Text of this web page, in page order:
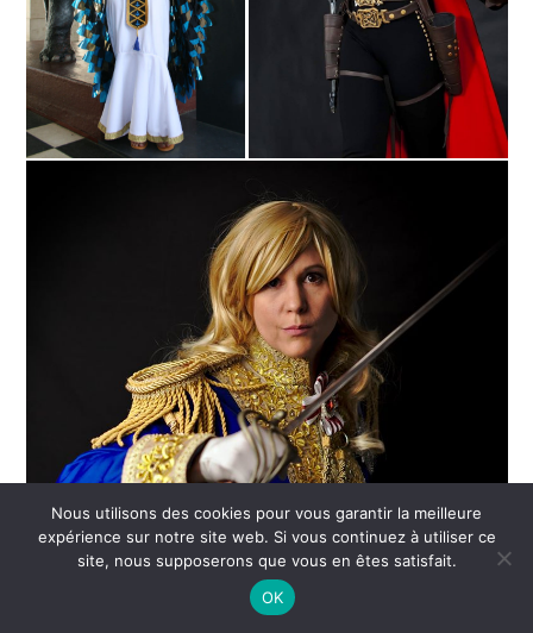
Nous utilisons des cookies pour vous garantir la meilleure
expérience sur notre site web. Si vous continuez à utiliser ce
site, nous supposerons que vous en êtes satisfait.
OK